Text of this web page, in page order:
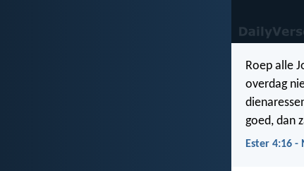
Roep alle
overdag
goed, dan
Ester 4:16 -